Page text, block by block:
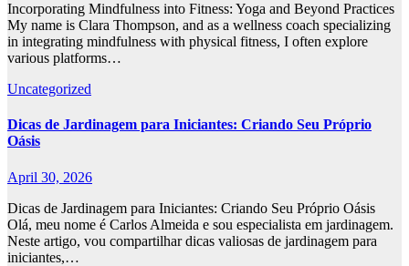
Incorporating Mindfulness into Fitness: Yoga and Beyond Practices
My name is Clara Thompson, and as a wellness coach specializing
in integrating mindfulness with physical fitness, I often explore
various platforms…
Uncategorized
Dicas de Jardinagem para Iniciantes: Criando Seu Próprio
Oásis
April 30, 2026
Dicas de Jardinagem para Iniciantes: Criando Seu Próprio Oásis
Olá, meu nome é Carlos Almeida e sou especialista em jardinagem.
Neste artigo, vou compartilhar dicas valiosas de jardinagem para
iniciantes,…